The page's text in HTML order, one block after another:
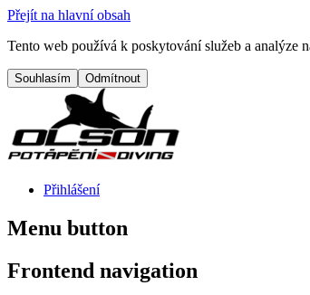
Přejít na hlavní obsah
Tento web používá k poskytování služeb a analýze
Přihlášení
Menu button
Frontend navigation